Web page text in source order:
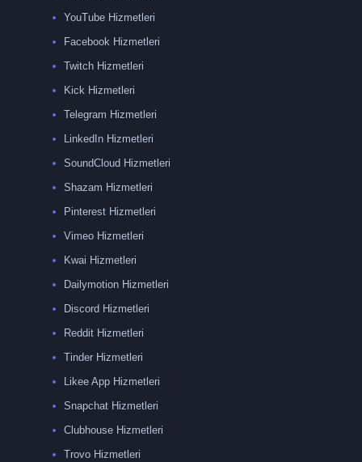
YouTube Hizmetleri
Facebook Hizmetleri
Twitch Hizmetleri
Kick Hizmetleri
Telegram Hizmetleri
LinkedIn Hizmetleri
SoundCloud Hizmetleri
Shazam Hizmetleri
Pinterest Hizmetleri
Vimeo Hizmetleri
Kwai Hizmetleri
Dailymotion Hizmetleri
Discord Hizmetleri
Reddit Hizmetleri
Tinder Hizmetleri
Likee App Hizmetleri
Snapchat Hizmetleri
Clubhouse Hizmetleri
Trovo Hizmetleri